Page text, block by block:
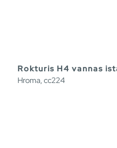
Rokturis H4 vannas
Hroma, cc224